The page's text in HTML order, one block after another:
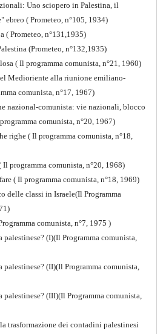
Uno sciopero in Palestina, il
ebreo ( Prometeo, n°105, 1934)
( Prometeo, n°131,1935)
(Prometeo, n°132,1935)
( Il programma comunista, n°21, 1960)
Medioriente alla riunione emiliano-
comunista, n°17, 1967)
nazional-comunista: vie nazionali, blocco
comunista, n°20, 1967)
righe ( Il programma comunista, n°18,
Il programma comunista, n°20, 1968)
( Il programma comunista, n°18, 1969)
delle classi in Israele(Il Programma
comunista, n°7, 1975 )
palestinese? (I)(Il Programma comunista,
palestinese? (II)(Il Programma comunista,
palestinese? (III)(Il Programma comunista,
trasformazione dei contadini palestinesi